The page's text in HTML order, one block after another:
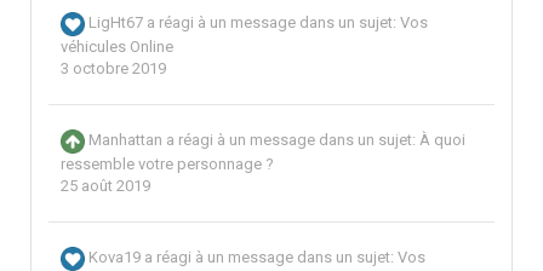
LigHt67 a réagi à un message dans un sujet: Vos
véhicules Online
3 octobre 2019
Manhattan a réagi à un message dans un sujet: À quoi
ressemble votre personnage ?
25 août 2019
Kova19 a réagi à un message dans un sujet: Vos